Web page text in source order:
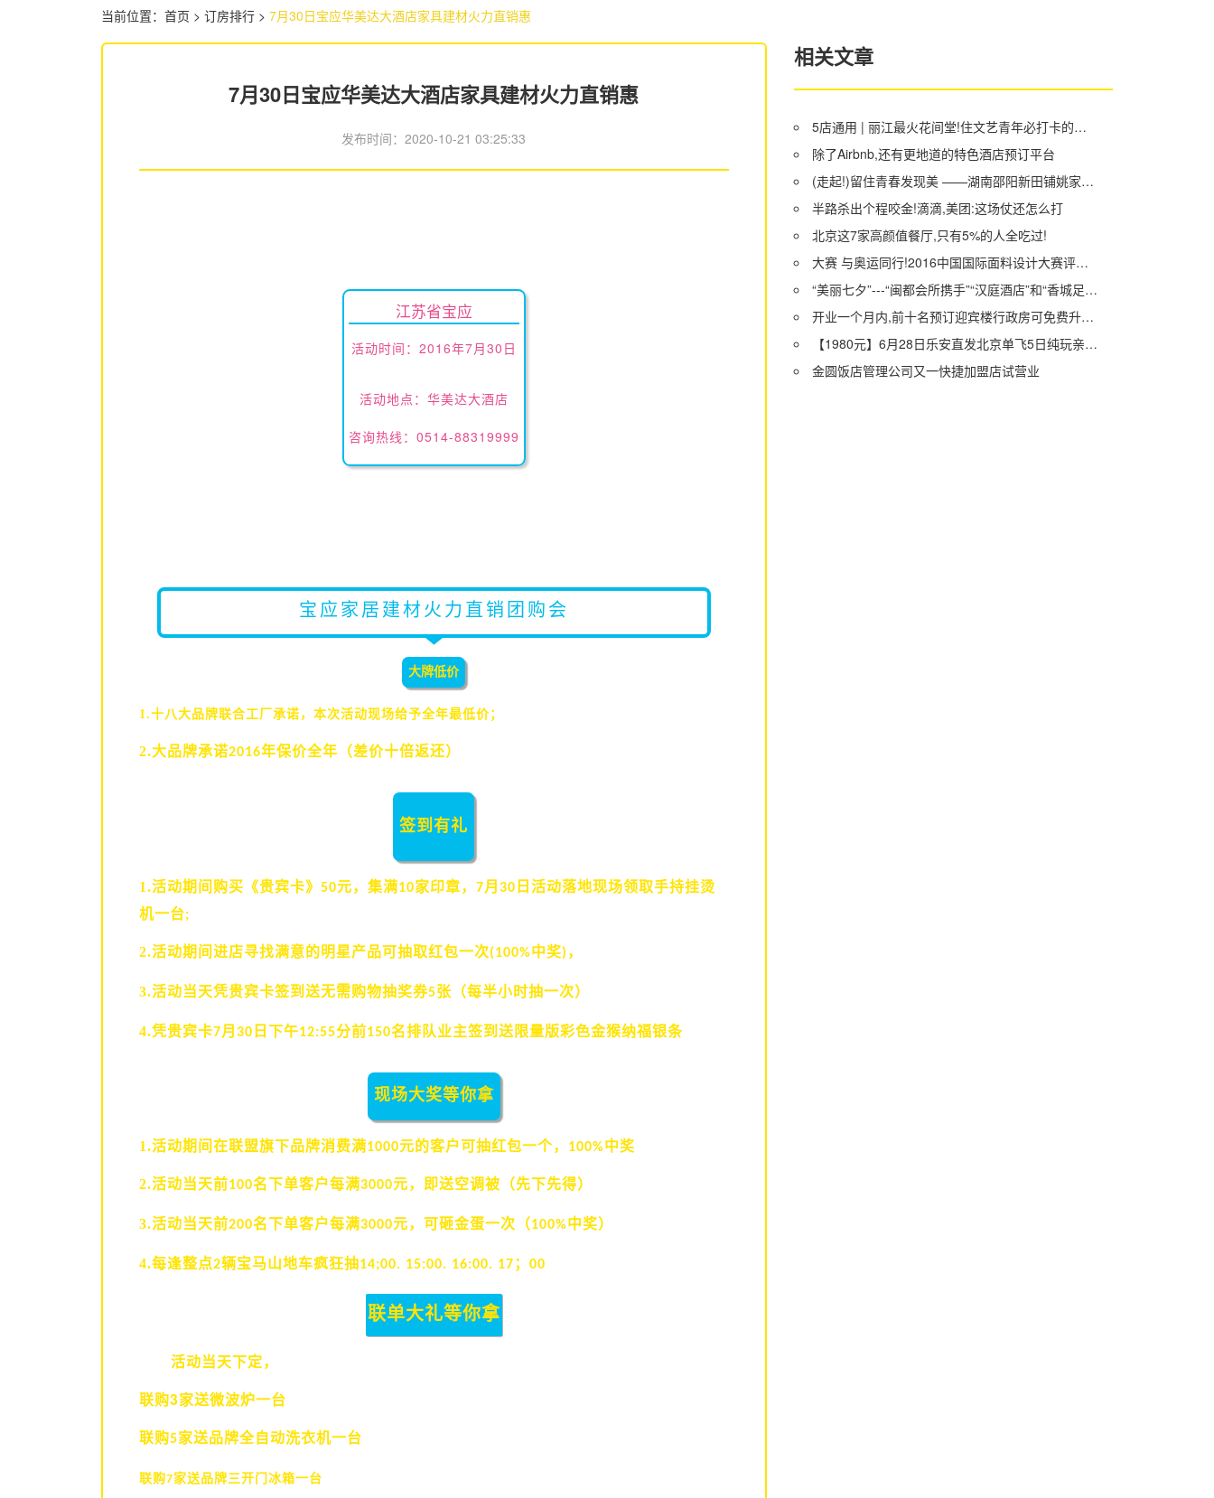
当前位置： 首页 > 订房排行 > 7月30日宝应华美达大酒店家具建材火力直销惠
7月30日宝应华美达大酒店家具建材火力直销惠
发布时间：2020-10-21 03:25:33
江苏省宝应
活动时间：2016年7月30日
活动地点： 华美达大酒店
咨询热线：0514-88319999
宝应家居建材火力直销团购会
大牌低价
1.十八大品牌联合工厂承诺，本次活动现场给予全年最低价；
2.大品牌承诺2016年保价全年（差价十倍返还）
签到有礼
1.活动期间购买《贵宾卡》 50元，集满10家印章， 7月 30 日活动落地现场领取手持挂烫
机一台;
2.活动期间进店寻找满意的明星产品可抽取红包一次(100%中奖) ，
3.活动当天凭贵宾卡签到送无需购物抽奖券5张（每半小时抽一次）
4.凭贵宾卡7月 30 日下午12:55分前150名排队业主签到送限量版彩色金猴纳福银条
现场大奖等你拿
1.活动期间在联盟旗下品牌消费满1000元的客户可抽红包一个， 100%中奖
2.活动当天前100名下单客户每满3000元，即送空调被（先下先得）
3.活动当天前200名下单客户每满3000元，可砸金蛋一次（100%中奖）
4.每逢整点2辆宝马山地车疯狂抽14;00. 15:00. 16:00. 17； 00
联单大礼等你拿
活动当天下定，
联购3家送微波炉一台
联购5家送品牌全自动洗衣机一台
联购7家送品牌三开门冰箱一台
相关文章
5店通用 | 丽江最火花间堂!住文艺青年必打卡的美学酒店,包接机、下午茶,开业以来最冰点的福利!
除了Airbnb,还有更地道的特色酒店预订平台
(走起!)留住青春发现美 ——湖南邵阳新田铺姚家院子9月湖北4天3晚游召集令
半路杀出个程咬金!滴滴,美团:这场仗还怎么打
北京这7家高颜值餐厅,只有5%的人全吃过!
大赛 与奥运同行!2016中国国际面料设计大赛评审会即将北京开评!
“美丽七夕”---“闽都会所携手”“汉庭酒店”和“香城足浴”陪您共同度过!
开业一个月内,前十名预订迎宾楼行政房可免费升级为贵宾楼园景房.
【1980元】6月28日乐安直发北京单飞5日纯玩亲子游
金圆饭店管理公司又一快捷加盟店试营业